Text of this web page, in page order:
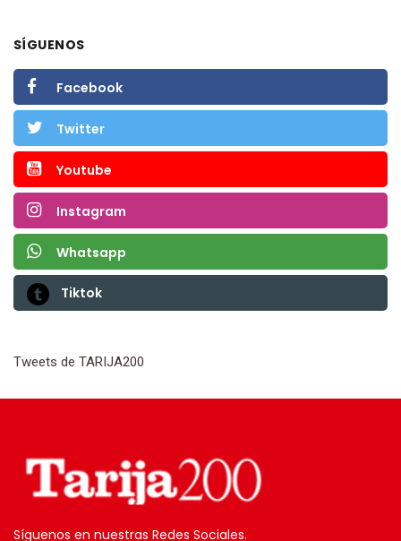
SÍGUENOS
Facebook
Twitter
Youtube
Instagram
Whatsapp
Tiktok
Tweets de TARIJA200
Síguenos en nuestras Redes Sociales.